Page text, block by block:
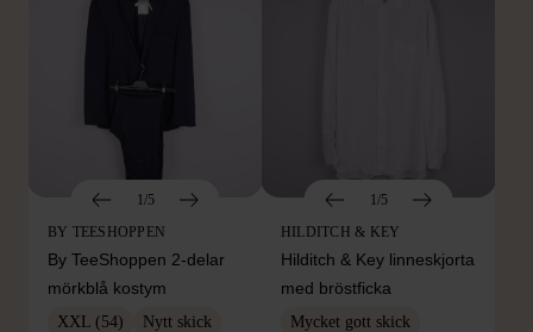
1/5
BY TEESHOPPEN
By TeeShoppen 2-delar
mörkblå kostym
XXL (54) Nytt skick
1/5
HILDITCH & KEY
Hilditch & Key linneskjorta
med bröstficka
Mycket gott skick